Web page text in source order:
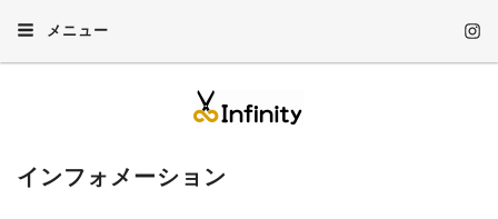
メニュー
インフォメーション